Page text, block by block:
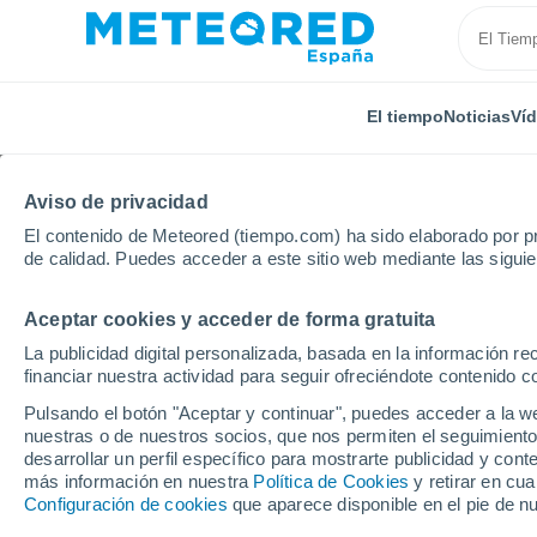
Aviso de privacidad
El contenido de Meteored (tiempo.com) ha sido elaborado por
de calidad. Puedes acceder a este sitio web mediante las
Aceptar cookies y acceder de forma gratuita
La publicidad digital personalizada, basada en la información
financiar nuestra actividad para seguir ofreciéndote contenido
Pulsando el botón "Aceptar y continuar", puedes acceder a la
nuestras o de nuestros socios, que nos permiten el
desarrollar un perfil específico para mostrarte publicidad y
más información en nuestra Política de Cookies y retirar en
Configuración de cookies que aparece disponible en el pie de
El tiempoNoticias
Inicio Argentina Misiones Tres Capones
El Tiempo en Tres
03:19 Domingo